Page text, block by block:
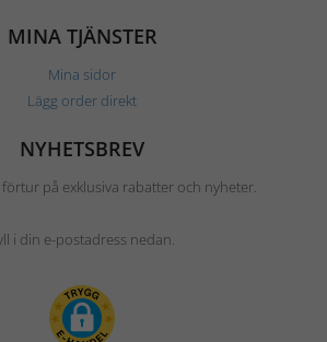
MINA TJÄNSTER
Mina sidor
Lägg order direkt
NYHETSBREV
på exklusiva rabatter och nyheter.
i din e-postadress nedan.